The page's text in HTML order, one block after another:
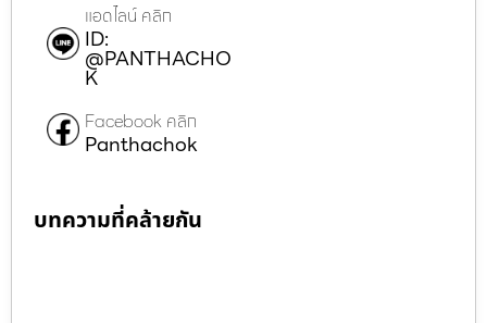
แอดไลน์ คลิก
ID:
@PANTHACHO
K
Facebook คลิก
Panthachok
บทความที่คล้ายกัน